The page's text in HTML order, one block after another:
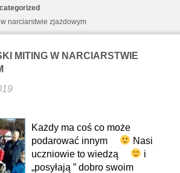
narciarstwie zjazdowym
MITING W NARCIARSTWIE
Każdy ma coś co może
podarować innym
Nasi
uczniowie to wiedzą
i
„posyłają ” dobro swoim